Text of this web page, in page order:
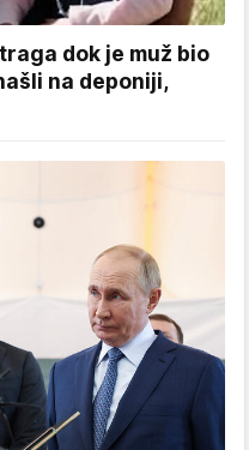
dok je muž bio
na deponiji,